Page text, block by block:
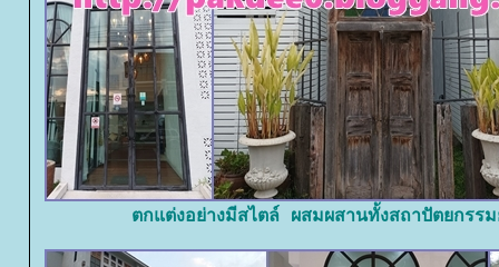
ตกแต่งอย่างมีสไตล์ ผสมผสานทั้งสถาปัตยกรร